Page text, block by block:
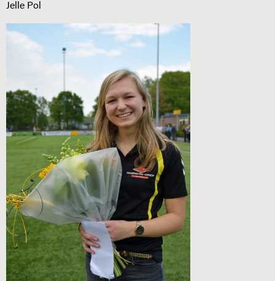
Jelle Pol